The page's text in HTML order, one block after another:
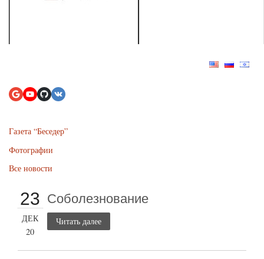
Газета “Беседер”
Фотографии
Все новости
23
ДЕК
20
Соболезнование
Читать далее